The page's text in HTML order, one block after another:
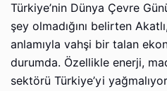
Türkiye’nin Dünya Çevre
şey olmadığını belirten
anlamıyla vahşi bir talan
durumda. Özellikle enerji,
sektörü Türkiye’yi